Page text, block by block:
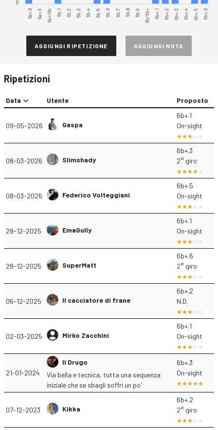
0
6a+.8 6a+.9 6a+/6b 6b.1 6b.2 6b.3 6b.4 6b.5 6b.6 6b.7 6b.8 6b.9 6b/6b+ 6b+.1 6b+.2 6b+.3 6b+.4 6b+.5 6b+.6
AGGIUNGI RIPETIZIONE AGGIUNGI NOTA
Ripetizioni
Data Utente Proposto
09-05-2026 Gaspa
6b+.1
On-sight
08-03-2026 Slimshady
6b+.3
2° giro
08-03-2026 Federico Volteggiani
6b+.5
On-sight
28-12-2025 EmaGully
6b+.1
On-sight
28-12-2025 SuperMatt
6b+.6
2° giro
06-12-2025 Il cacciatore di frane
6b+.2
N.D.
02-03-2025 Mirko Zacchini
6b+.1
On-sight
21-01-2024
Il Drugo
Via bella e tecnica, tutta una sequenza
iniziale che se sbagli soffri un po’
6b+.3
On-sight
07-12-2023 Kikka
6b+.2
2° giro